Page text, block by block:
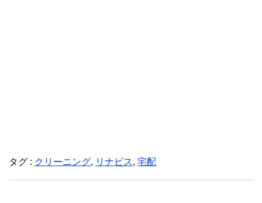
タグ : クリーニング, リナビス, 宅配